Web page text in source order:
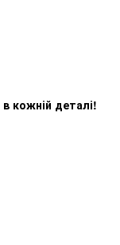
кожній деталі!